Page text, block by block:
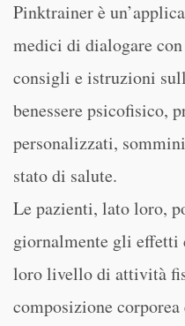
Pinktrainer è
medici di dialogare
consigli e istruzioni
benessere psicofisico,
personalizzati,
stato di salute.
Le pazienti, lato loro,
giornalmente gli
loro livello di attività
composizione